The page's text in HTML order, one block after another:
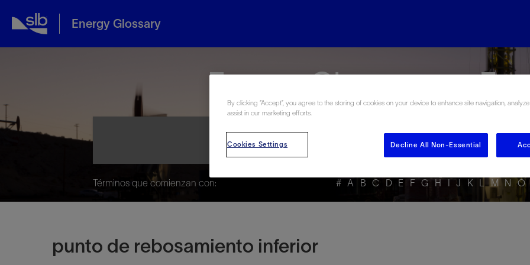
Energy Glossary
Energy Glossary en
Términos que comienzan con: # A B C D E F G H I J K L M N O
punto de rebosamiento inferior
By clicking “Accept”, you agree to the storing of cookies on your device to enhance site navigation,
assist in our marketing efforts.
Cookies Settings Decline All Non-Essential